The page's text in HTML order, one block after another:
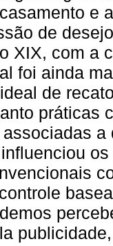
e
de
XIX, com a
foi ainda
de
práticas